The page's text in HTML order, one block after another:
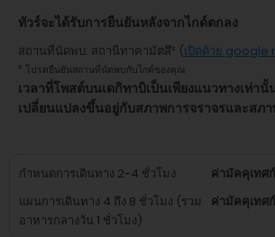
ทัวร์จะได้รับการยืนยันหลังจากไกด์ตกลง
สถานที่นัดพบ: สถานีทาคามัตสึ² (เปิดด้วย google
² โปรดยืนยันสถานที่นัดพบกับไกด์ของคุณ
เวลาที่โพสต์บนเดกิทาบิเป็นเพียงแนวทางเท่านั้
เปลี่ยนแปลงขึ้นอยู่กับสภาพการจราจรและสภ
กำหนดการเดินทาง 2-4 ชั่วโมง
ค่ามัคคุเทศ
แผนการเดินทาง 4 ถึง 8 ชั่วโมง (รวม
อาหารกลางวัน 1 ชั่วโมง)
ค่ามัคคุเทศ